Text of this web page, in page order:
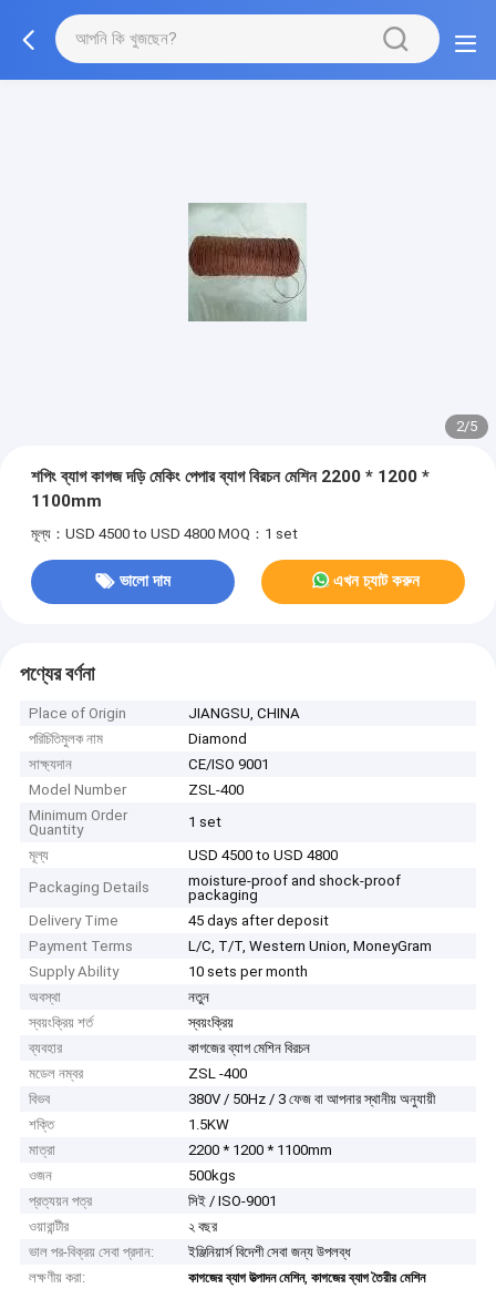
2/5
শপিং ব্যাগ কাগজ দড়ি মেকিং পেপার ব্যাগ বিরচন মেশিন 2200 * 1200 *
1100mm
মূল্য：USD 4500 to USD 4800 MOQ：1 set
ভালো দাম এখন চ্যাট করুন
পণ্যের বর্ণনা
Place of Origin
JIANGSU, CHINA
পরিচিতিমুলক নাম
Diamond
সাক্ষ্যদান
CE/ISO 9001
Model Number
ZSL-400
Minimum Order
Quantity
1 set
মূল্য
USD 4500 to USD 4800
Packaging Details
moisture-proof and shock-proof
packaging
Delivery Time
45 days after deposit
Payment Terms
L/C, T/T, Western Union, MoneyGram
Supply Ability
10 sets per month
অবস্থা
নতুন
স্বয়ংক্রিয় শর্ত
স্বয়ংক্রিয়
ব্যবহার
কাগজের ব্যাগ মেশিন বিরচন
মডেল নম্বর
ZSL -400
বিভব
380V / 50Hz / 3 ফেজ বা আপনার স্থানীয় অনুযায়ী
শক্তি
1.5KW
মাত্রা
2200 * 1200 * 1100mm
ওজন
500kgs
প্রত্যয়ন পত্র
সিই / ISO-9001
ওয়ারান্টীর
২ বছর
ভাল পর-বিক্রয় সেবা প্রদান:
ইঞ্জিনিয়ার্স বিদেশী সেবা জন্য উপলব্ধ
লক্ষণীয় করা:
কাগজের ব্যাগ উত্পাদন মেশিন,কাগজের ব্যাগ তৈরীর মেশিন